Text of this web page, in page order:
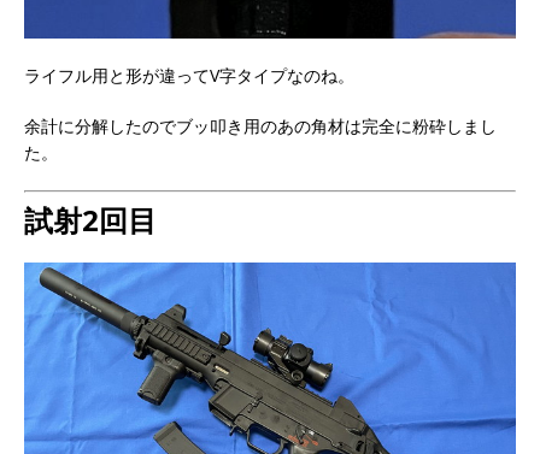
ライフル用と形が違ってV字タイプなのね。
余計に分解したのでブッ叩き用のあの角材は完全に粉砕しまし
た。
試射2回目